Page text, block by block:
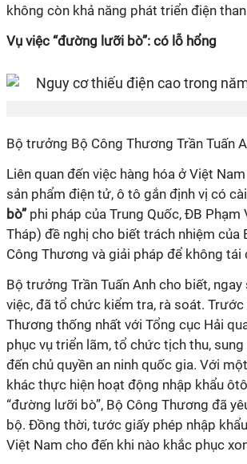
không còn khả năng phát triển điện
Vụ việc “đường lưỡi bò”: có lỗ hổng
Bộ trưởng Bộ Công Thương Trần Tuấn
Liên quan đến việc hàng hóa ở Việt
sản phẩm điện tử, ô tô gắn định vị có
bò” phi pháp của Trung Quốc, ĐB Phạm
Tháp) đề nghị cho biết trách nhiệm của
Công Thương và giải pháp để không tái
Bộ trưởng Trần Tuấn Anh cho biết, ngay
việc, đã tổ chức kiểm tra, rà soát. Trước
Thương thống nhất với Tổng cục Hải
phục vụ triển lãm, tổ chức tịch thu, sung
đến chủ quyền an ninh quốc gia. Với
khác thực hiện hoạt động nhập khẩu
“đường lưỡi bò”, Bộ Công Thương đã
bộ. Đồng thời, tước giấy phép nhập
Việt Nam cho đến khi nào khắc phục